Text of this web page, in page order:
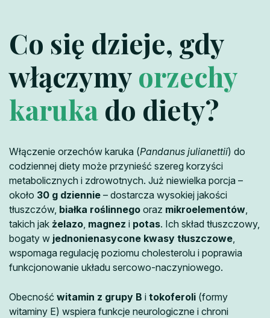
Co się dzieje, gdy
włączymy orzechy
karuka do diety?
Włączenie orzechów karuka (Pandanus julianettii) do
codziennej diety może przynieść szereg korzyści
metabolicznych i zdrowotnych. Już niewielka porcja –
około 30 g dziennie – dostarcza wysokiej jakości
tłuszczów, białka roślinnego oraz mikroelementów
takich jak żelazo magnez i potas. Ich skład tłuszczowy,
bogaty w jednonienasycone kwasy tłuszczowe
wspomaga regulację poziomu cholesterolu i poprawia
funkcjonowanie układu sercowo-naczyniowego.
Obecność witamin z grupy B i tokoferoli (formy
witaminy E) wspiera funkcje neurologiczne i chroni